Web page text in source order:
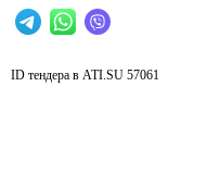
ID тендера в ATI.SU 57061